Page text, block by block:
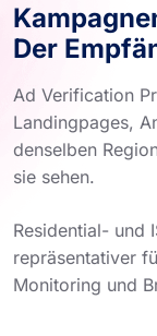
Der
Ad Verification
Landingpages,
denselben
sie sehen.
Residential- und
repräsentativer
Monitoring und